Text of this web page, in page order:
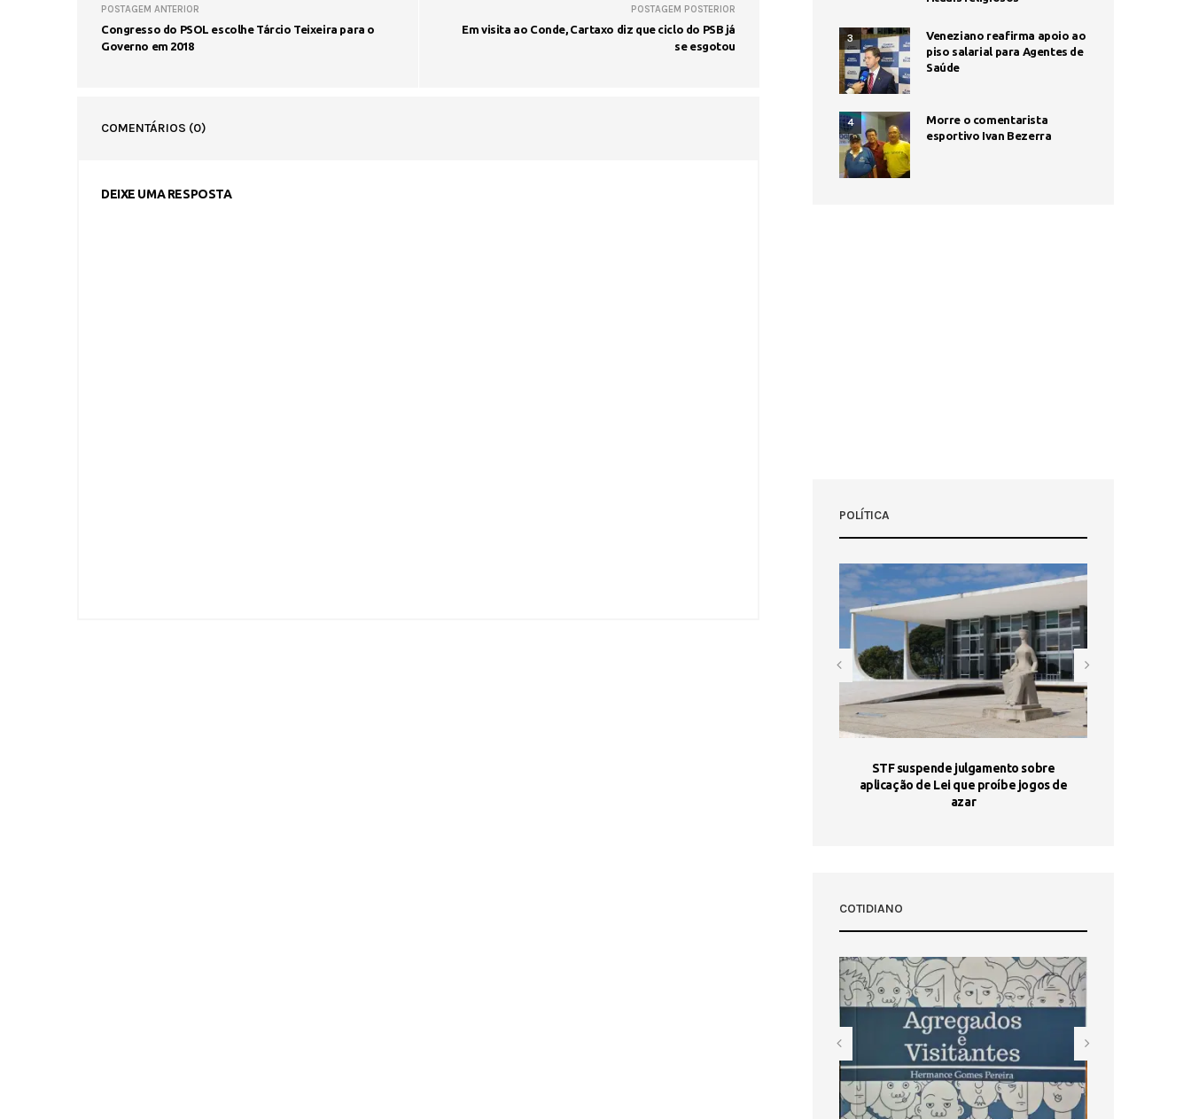
POSTAGEM ANTERIOR
Congresso do PSOL escolhe Tárcio Teixeira para o
Governo em 2018
POSTAGEM POSTERIOR
Em visita ao Conde, Cartaxo diz que ciclo do PSB já
se esgotou
COMENTÁRIOS (0)
DEIXE UMA RESPOSTA
3
Veneziano reafirma apoio ao
piso salarial para Agentes de
Saúde
4
Morre o comentarista
esportivo Ivan Bezerra
POLÍTICA
STF suspende julgamento sobre
aplicação de Lei que proíbe jogos de
azar
COTIDIANO